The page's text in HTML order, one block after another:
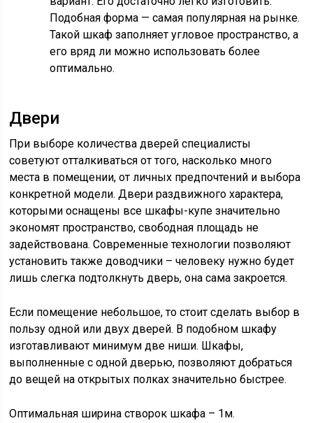
Подобная форма — самая популярная на рынке.
Такой шкаф заполняет угловое пространство, а
его вряд ли можно использовать более
оптимально.
Двери
При выборе количества дверей специалисты
советуют отталкиваться от того, насколько много
места в помещении, от личных предпочтений и выбора
конкретной модели. Двери раздвижного характера,
которыми оснащены все шкафы-купе значительно
экономят пространство, свободная площадь не
задействована. Современные технологии позволяют
установить также доводчики – человеку нужно будет
лишь слегка подтолкнуть дверь, она сама закроется.
Если помещение небольшое, то стоит сделать выбор в
пользу одной или двух дверей. В подобном шкафу
изготавливают минимум две ниши. Шкафы,
выполненные с одной дверью, позволяют добраться
до вещей на открытых полках значительно быстрее.
Оптимальная ширина створок шкафа – 1м.